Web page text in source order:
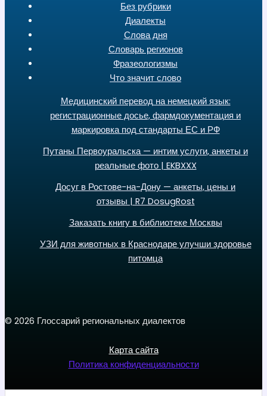
Без рубрики
Диалекты
Слова дня
Словарь регионов
Фразеологизмы
Что значит слово
Медицинский перевод на немецкий язык:
регистрационные досье, фармдокументация и
маркировка под стандарты ЕС и РФ
Путаны Первоуральска — интим услуги, анкеты и
реальные фото | EKBXXX
Досуг в Ростове-на-Дону — анкеты, цены и
отзывы | R7 DosugRost
Заказать книгу в библиотеке Москвы
УЗИ для животных в Краснодаре улучши здоровье
питомца
© 2026 Глоссарий региональных диалектов
Карта сайта
Политика конфиденциальности